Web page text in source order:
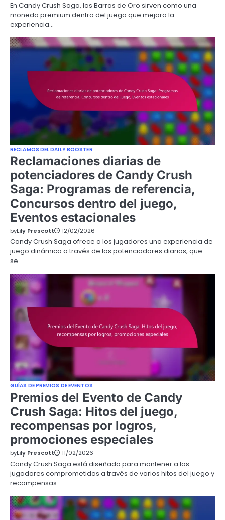
En Candy Crush Saga, las Barras de Oro sirven como una
moneda premium dentro del juego que mejora la
experiencia…
RECLAMOS DEL DAILY BOOSTER
Reclamaciones diarias de
potenciadores de Candy Crush
Saga: Programas de referencia,
Concursos dentro del juego,
Eventos estacionales
byLily Prescott 12/02/2026
Candy Crush Saga ofrece a los jugadores una experiencia de
juego dinámica a través de los potenciadores diarios, que
se…
GUÍAS DE PREMIOS DE EVENTOS
Premios del Evento de Candy
Crush Saga: Hitos del juego,
recompensas por logros,
promociones especiales
byLily Prescott 11/02/2026
Candy Crush Saga está diseñado para mantener a los
jugadores comprometidos a través de varios hitos del juego y
recompensas…